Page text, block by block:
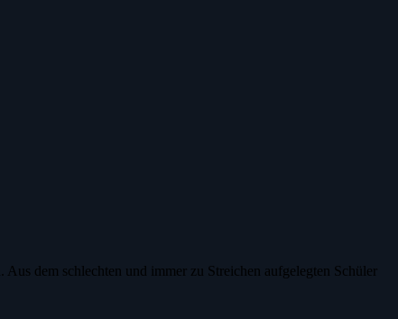
dem schlechten und immer zu Streichen aufgelegten Schüler